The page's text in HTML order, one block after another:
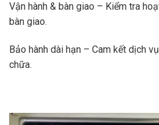
Vận hành & bàn giao – Kiểm tra
bàn giao.
Bảo hành dài hạn – Cam kết dịch
chữa.